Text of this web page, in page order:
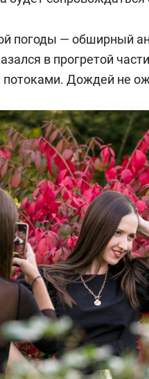
погоды — обширный
в прогретой
Дождей не
ВТБ
150 камер